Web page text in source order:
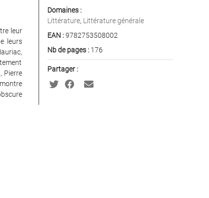
leur
leurs
Pierre
Domaines :
Littérature, Littérature générale
EAN :9782753508002
Nb de pages :176
Partager :